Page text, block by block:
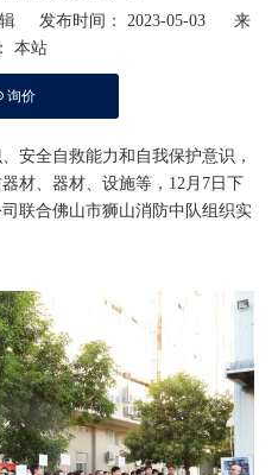
发布时间： 2023-05-03 来
本站
询价
安全自救能力和自我保护意识，
材、器材、设施等，12月7日下
联合佛山市狮山消防中队组织实